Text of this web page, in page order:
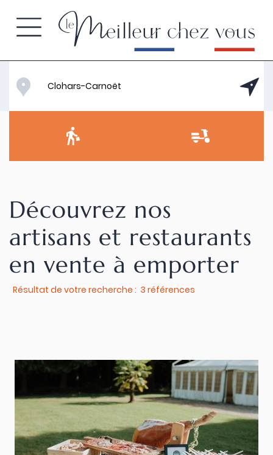
Découvrez nos
artisans et restaurants
en vente à emporter
Résultat de votre recherche : 3 références